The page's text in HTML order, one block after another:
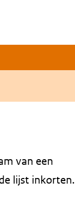
van een
lijst inkorten.